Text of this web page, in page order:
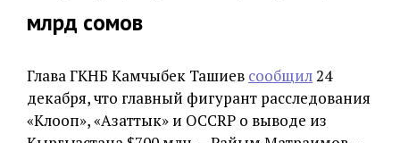
млрд сомов
Глава ГКНБ Камчыбек Ташиев сообщил24
декабря, что главный фигурант расследования
«Клооп», «Азаттык» и OCCRP о выводе из